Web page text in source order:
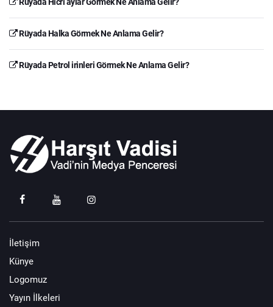
Rüyada Halka Görmek Ne Anlama Gelir?
Rüyada Petrol irinleri Görmek Ne Anlama Gelir?
İletişim
Künye
Logomuz
Yayın İlkeleri